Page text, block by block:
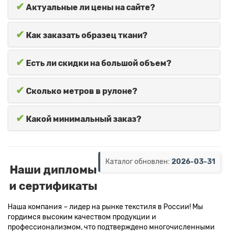
✔ Актуальные ли цены на сайте?
✔ Как заказать образец ткани?
✔ Есть ли скидки на большой объем?
✔ Сколько метров в рулоне?
✔ Какой минимальный заказ?
Каталог обновлен: 2026-03-31
Наши дипломы
и сертификаты
Наша компания – лидер на рынке текстиля в России! Мы
гордимся высоким качеством продукции и
профессионализмом, что подтверждено многочисленными